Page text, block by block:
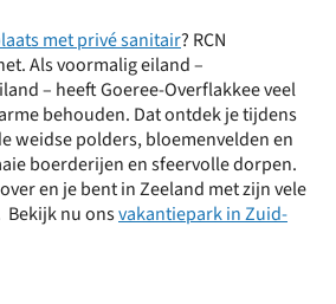
met privé sanitair? RCN
Als voormalig eiland –
– heeft Goeree-Overflakkee veel
behouden. Dat ontdek je tijdens
weidse polders, bloemenvelden en
boerderijen en sfeervolle dorpen.
en je bent in Zeeland met zijn vele
nu onsvakantiepark in Zuid-